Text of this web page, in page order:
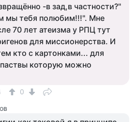
-в зад,в частности?"
мы тебя полюбим!!!". Мне
70 лет атеизма у РПЦ тут
для миссионерства. И
кто с картонками... для
которую можно
0